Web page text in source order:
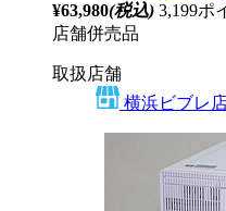
¥63,980(税込) 3,199ポ
店舗併売品
取扱店舗
横浜ビブレ